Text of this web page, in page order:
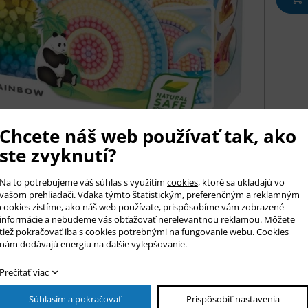
tovaru
stavebnica PlayMais MOSAIC Trendy Dúha obsahuje 3000
farbách. Dieliky majú tvar guličiek, ktoré sa vlepujú na
sa lepidlo, guľôčky sa iba navlhčí a pritlačia.
stavebnica PlayMais Mosaic Trendy Dúha obsahuje okrem
z tvrdého papiera.
pre deti od 5 rokov.
Chcete náš web používať tak, ako
ste zvyknutí?
Na to potrebujeme váš súhlas s využitím cookies, ktoré sa ukladajú vo
vašom prehliadači. Vďaka týmto štatistickým, preferenčným a reklamným
cookies zistíme, ako náš web používate, prispôsobíme vám zobrazené
informácie a nebudeme vás obťažovať nerelevantnou reklamou. Môžete
tiež pokračovať iba s cookies potrebnými na fungovanie webu. Cookies
nám dodávajú energiu na ďalšie vylepšovanie.
Prečítať viac
Súhlasím a pokračovať Prispôsobiť nastavenia